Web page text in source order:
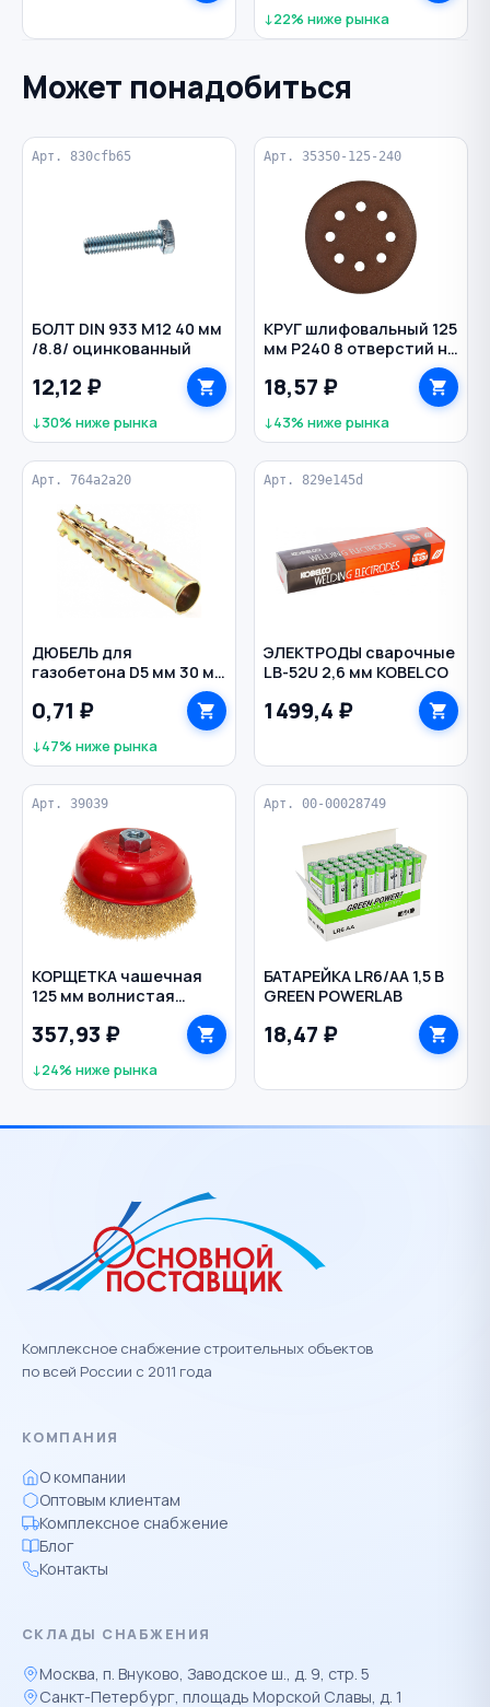
↓22% ниже рынка
Может понадобиться
Арт. 830cfb65
БОЛТ DIN 933 M12 40 мм
/8.8/ оцинкованный
12,12 ₽
↓30% ниже рынка
Арт. 35350-125-240
КРУГ шлифовальный 125
мм Р240 8 отверстий на
ЗУБР
18,57 ₽
↓43% ниже рынка
Арт. 764a2a20
ДЮБЕЛЬ для
газобетона D5 мм 30 мм
0,71 ₽
↓47% ниже рынка
Арт. 829e145d
ЭЛЕКТРОДЫ сварочные
LB-52U 2,6 мм KOBELCO
1 499,4 ₽
Арт. 39039
КОРЩЕТКА чашечная
125 мм волнистая
латунированная М14
для УШМ КУРС
357,93 ₽
↓24% ниже рынка
Арт. 00-00028749
БАТАРЕЙКА LR6/АА 1,5 В
GREEN POWERLAB
18,47 ₽
Комплексное снабжение строительных объектов
по всей России с 2011 года
КОМПАНИЯ
О компании
Оптовым клиентам
Комплексное снабжение
Блог
Контакты
СКЛАДЫ СНАБЖЕНИЯ
Москва, п. Внуково, Заводское ш., д. 9, стр. 5
Санкт-Петербург, площадь Морской Славы, д. 1